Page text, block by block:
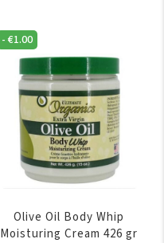
Maxi
Tone
Cream
25ml
aantal
-€1.00
Olive Oil Body Whip
Moisturing Cream 426 gr